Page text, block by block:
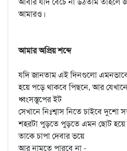
আমারও।
আমার অপ্রিয় শব্দে
যদি জানতাম এই দিনগুলো
হয়ে পড়ে থাকবে পিছনে, আর
ধ্বংসস্তূপের ইট
সেখানে নিঃশ্বাস নিতে চাইবে দুশো
শহরটা পুড়তে পুড়তে এমন ছোট হয়ে
তাকে চাপা দেবার ভয়ে
আর নামতে পারবে না -